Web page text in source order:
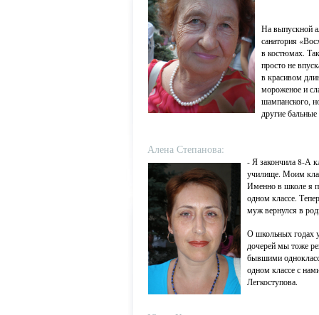
На выпускной
санатория
в костюмах.
просто не
в красивом
мороженое и
шампанского,
другие
Алена Степанова:
- Я закончила 8-А
училище. Моим
Именно в школе я
одном классе.
муж вернулся в
О школьных годах
дочерей мы тоже
бывшими
одном классе с
Легкоступова.